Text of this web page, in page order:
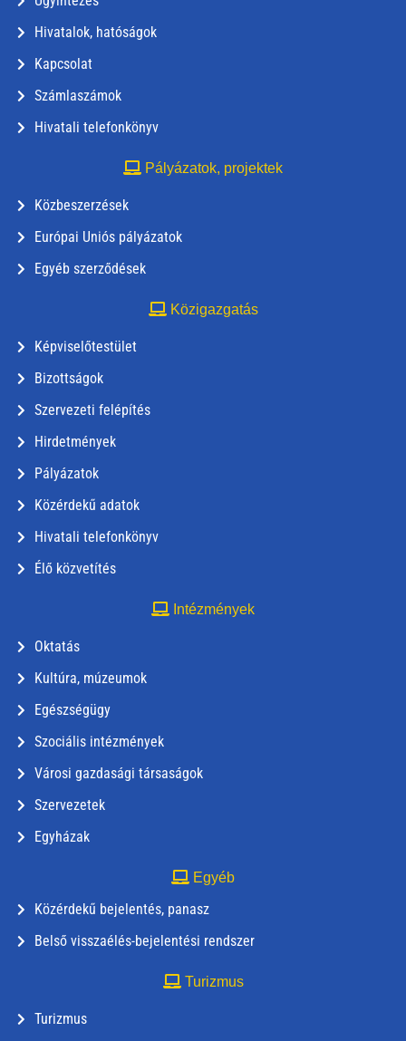
Hivatalok, hatóságok
Kapcsolat
Számlaszámok
Hivatali telefonkönyv
Pályázatok, projektek
Közbeszerzések
Európai Uniós pályázatok
Egyéb szerződések
Közigazgatás
Képviselőtestület
Bizottságok
Szervezeti felépítés
Hirdetmények
Pályázatok
Közérdekű adatok
Hivatali telefonkönyv
Élő közvetítés
Intézmények
Oktatás
Kultúra, múzeumok
Egészségügy
Szociális intézmények
Városi gazdasági társaságok
Szervezetek
Egyházak
Egyéb
Közérdekű bejelentés, panasz
Belső visszaélés-bejelentési rendszer
Turizmus
Turizmus